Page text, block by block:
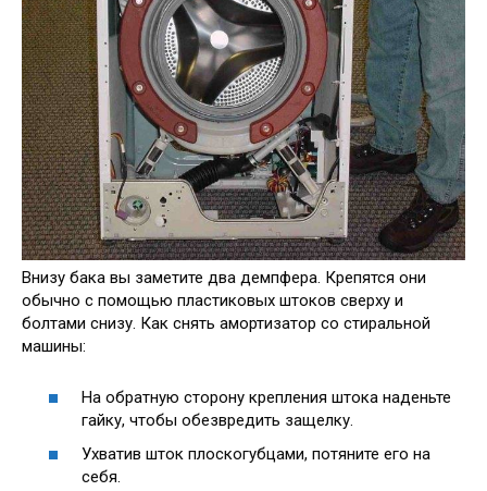
Внизу бака вы заметите два демпфера. Крепятся они
обычно с помощью пластиковых штоков сверху и
болтами снизу. Как снять амортизатор со стиральной
машины:
На обратную сторону крепления штока наденьте
гайку, чтобы обезвредить защелку.
Ухватив шток плоскогубцами, потяните его на
себя.